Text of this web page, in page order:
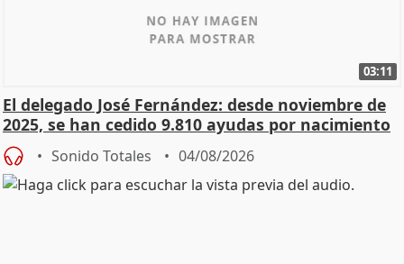
03:11
El delegado José Fernández: desde noviembre de
2025, se han cedido 9.810 ayudas por nacimiento
Sonido Totales 04/08/2026